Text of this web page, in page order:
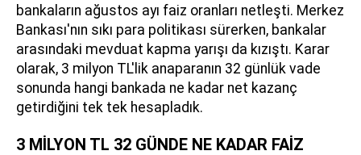
bankaların ağustos ayı faiz oranları netleşti. Merkez
Bankası'nın sıkı para politikası sürerken, bankalar
arasındaki mevduat kapma yarışı da kızıştı. Karar
olarak, 3 milyon TL'lik anaparanın 32 günlük vade
sonunda hangi bankada ne kadar net kazanç
getirdiğini tek tek hesapladık.
3 MİLYON TL 32 GÜNDE NE KADAR FAİZ